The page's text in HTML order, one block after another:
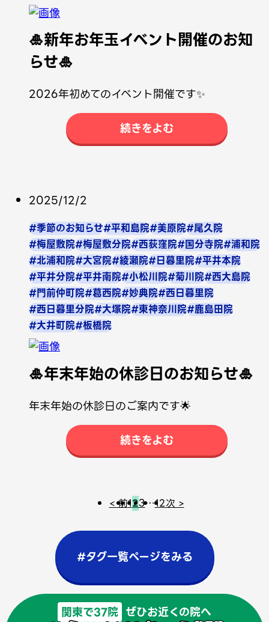
🎍新年お年玉イベント開催のお知
らせ🎍
2026年初めてのイベント開催です✨
続きをよむ
2025/12/2
#季節のお知らせ#平和島院#美原院#尾久院
#梅屋敷院#梅屋敷分院#西荻窪院#国分寺院#浦和院
#北浦和院#大宮院#綾瀬院#日暮里院#平井本院
#平井分院#平井南院#小松川院#菊川院#西大島院
#門前仲町院#葛西院#妙典院#西日暮里院
#西日暮里分院#大塚院#東神奈川院#鹿島田院
#大井町院#板橋院
🎍年末年始の休診日のお知らせ🎍
年末年始の休診日のご案内です🌟
続きをよむ
< 前123…12次 >
#タグ一覧ページをみる
関東で37院 ぜひお近くの院へ